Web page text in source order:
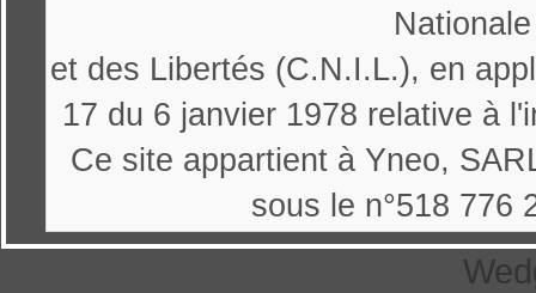
et des Libertés (C.N.I.L.), en
17 du 6 janvier 1978 relative à
Ce site appartient à Yneo,
sous le n°518 776